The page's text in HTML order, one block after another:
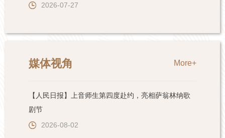
2026-07-27
媒体视角 More+
【人民日报】上音师生第四度赴约，亮相萨翁林纳歌
剧节
2026-08-02